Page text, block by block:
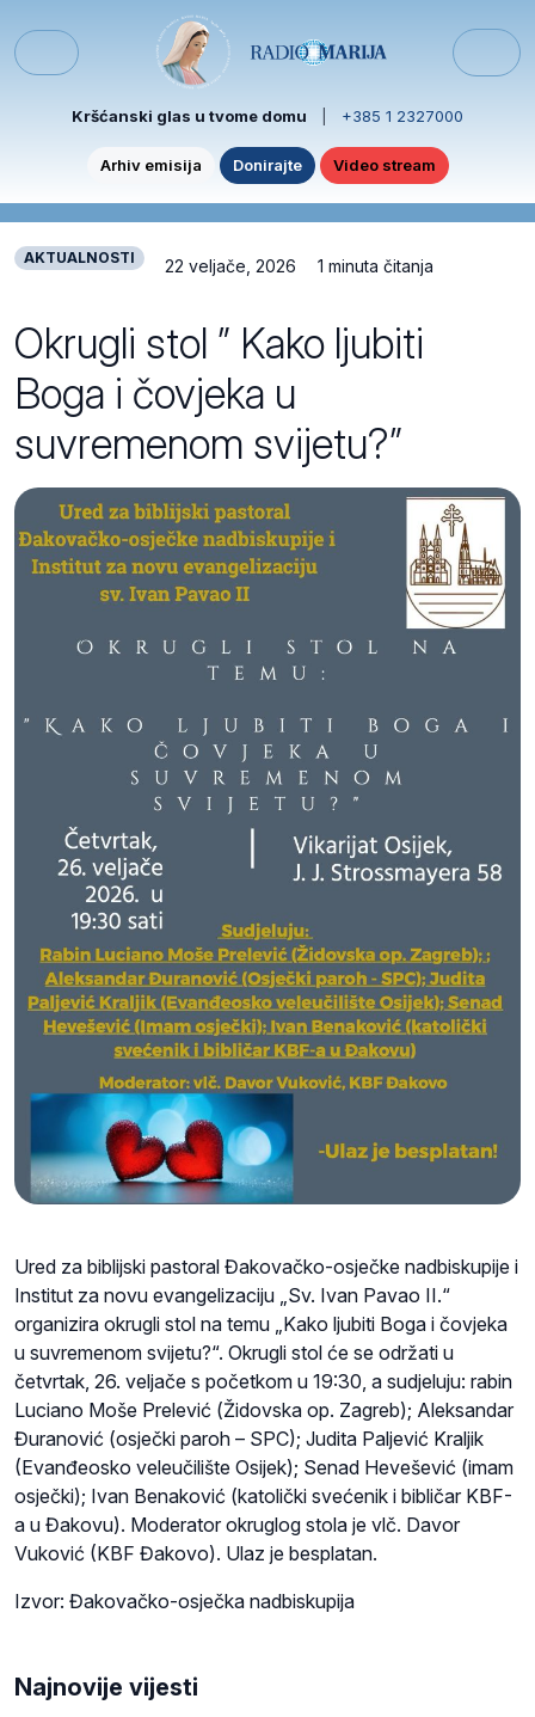
Menu
Kršćanski glas u tvome domu +385 1 2327000
Arhiv emisija Donirajte Video stream
AKTUALNOSTI 22 veljače, 2026 1 minuta čitanja
Okrugli stol ” Kako ljubiti
Boga i čovjeka u
suvremenom svijetu?”
Ured za biblijski pastoral Đakovačko-osječke nadbiskupije i
Institut za novu evangelizaciju „Sv. Ivan Pavao II.“
organizira okrugli stol na temu „Kako ljubiti Boga i čovjeka
u suvremenom svijetu?“. Okrugli stol će se održati u
četvrtak, 26. veljače s početkom u 19:30, a sudjeluju: rabin
Luciano Moše Prelević (Židovska op. Zagreb); Aleksandar
Đuranović (osječki paroh – SPC); Judita Paljević Kraljik
(Evanđeosko veleučilište Osijek); Senad Hevešević (imam
osječki); Ivan Benaković (katolički svećenik i bibličar KBF-
a u Đakovu). Moderator okruglog stola je vlč. Davor
Vuković (KBF Đakovo). Ulaz je besplatan.
Izvor: Đakovačko-osječka nadbiskupija
Najnovije vijesti